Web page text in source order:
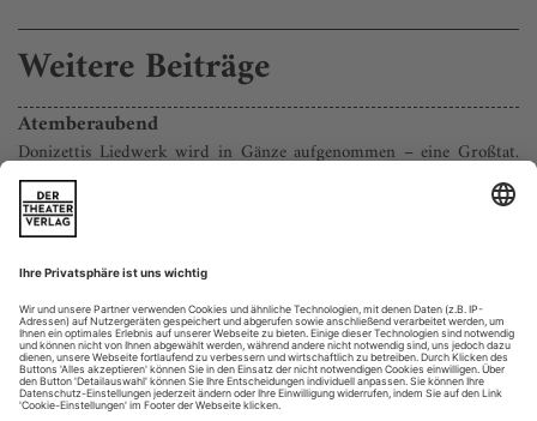
Weitere Beiträge
Atemberaubend
Donizettis Liedwerk wird in Gänze aufgenommen – eine Großtat.
Der Auftakt gerät allerdings etwas holprig
Donizetti als Liedmeister? Einige seiner Romanzen erfreuen
sich seit Langem einer gewissen Beliebtheit, vor allem als
Zugaben in Solokonzerten. Aber wer hätte gedacht, dass sich
von dem genau zehn Monate vor Schubert geborenen
Komponisten um die 180 Lieder für Singstimme und Klavier
erhalten haben – Duette und Terzette nicht mitgezählt. So
kann man Opera Rara zu...